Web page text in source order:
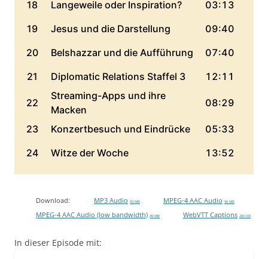
Download: MP3 Audio 93 MB MPEG-4 AAC Audio 96 MB
MPEG-4 AAC Audio (low bandwidth) 49 MB WebVTT Captions 200 KB
In dieser Episode mit: